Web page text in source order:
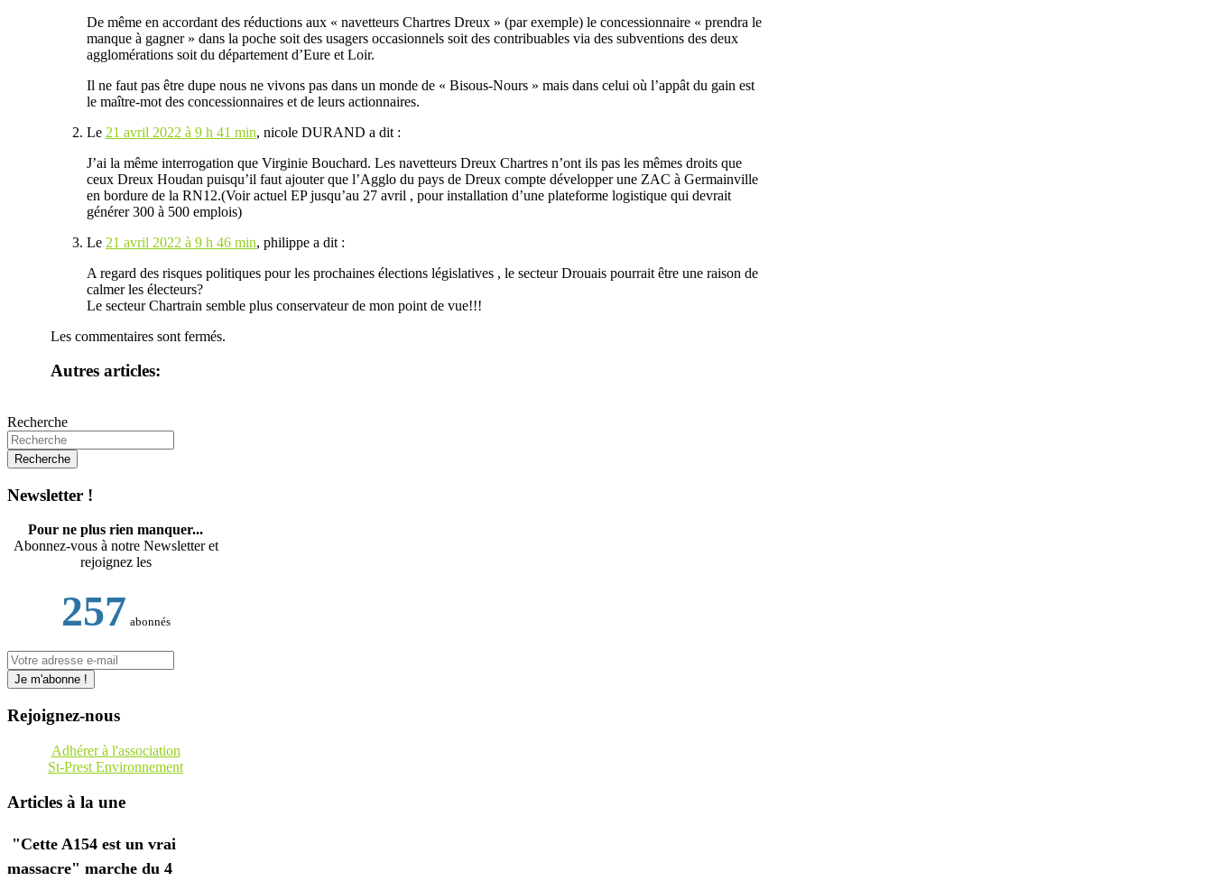
De même en accordant des réductions aux « navetteurs Chartres Dreux » (par exemple) le concessionnaire « prendra le
manque à gagner » dans la poche soit des usagers occasionnels soit des contribuables via des subventions des deux
agglomérations soit du département d’Eure et Loir.
Il ne faut pas être dupe nous ne vivons pas dans un monde de « Bisous-Nours » mais dans celui où l’appât du gain est
le maître-mot des concessionnaires et de leurs actionnaires.
Le 21 avril 2022 à 9 h 41 min, nicole DURAND a dit :
J’ai la même interrogation que Virginie Bouchard. Les navetteurs Dreux Chartres n’ont ils pas les mêmes droits que
ceux Dreux Houdan puisqu’il faut ajouter que l’Agglo du pays de Dreux compte développer une ZAC à Germainville
en bordure de la RN12.(Voir actuel EP jusqu’au 27 avril , pour installation d’une plateforme logistique qui devrait
générer 300 à 500 emplois)
Le 21 avril 2022 à 9 h 46 min, philippe a dit :
A regard des risques politiques pour les prochaines élections législatives , le secteur Drouais pourrait être une raison de
calmer les électeurs?
Le secteur Chartrain semble plus conservateur de mon point de vue!!!
Les commentaires sont fermés.
Autres articles:
Recherche
Newsletter !
Pour ne plus rien manquer...
Abonnez-vous à notre Newsletter et
rejoignez les
257 abonnés
Rejoignez-nous
Adhérer à l'association
St-Prest Environnement
Articles à la une
"Cette A154 est un vrai
massacre" marche du 4